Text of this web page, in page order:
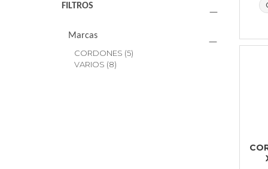
FILTROS
Marcas
CORDONES (5)
VARIOS (8)